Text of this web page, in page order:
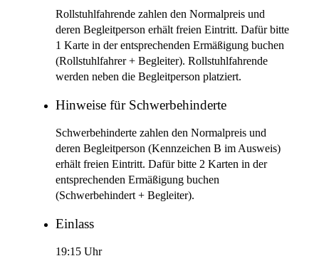
Rollstuhlfahrende zahlen den Normalpreis und
deren Begleitperson erhält freien Eintritt. Dafür bitte
1 Karte in der entsprechenden Ermäßigung buchen
(Rollstuhlfahrer + Begleiter). Rollstuhlfahrende
werden neben die Begleitperson platziert.
Hinweise für Schwerbehinderte
Schwerbehinderte zahlen den Normalpreis und
deren Begleitperson (Kennzeichen B im Ausweis)
erhält freien Eintritt. Dafür bitte 2 Karten in der
entsprechenden Ermäßigung buchen
(Schwerbehindert + Begleiter).
Einlass
19:15 Uhr